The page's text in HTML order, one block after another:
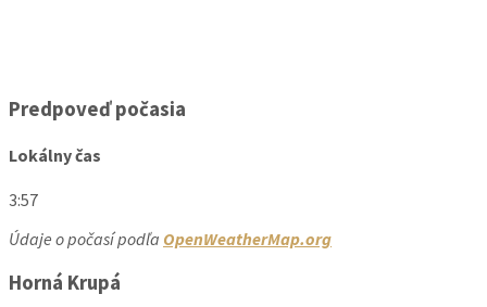
Predpoveď počasia
Lokálny čas
3:57
Údaje o počasí podľa OpenWeatherMap.org
Horná Krupá